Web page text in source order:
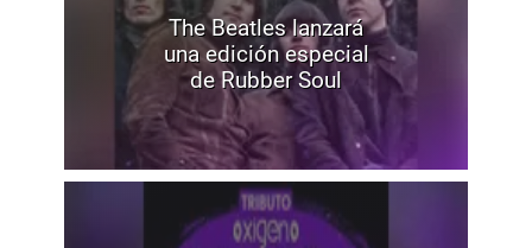
The Beatles lanzará
una edición especial
de Rubber Soul